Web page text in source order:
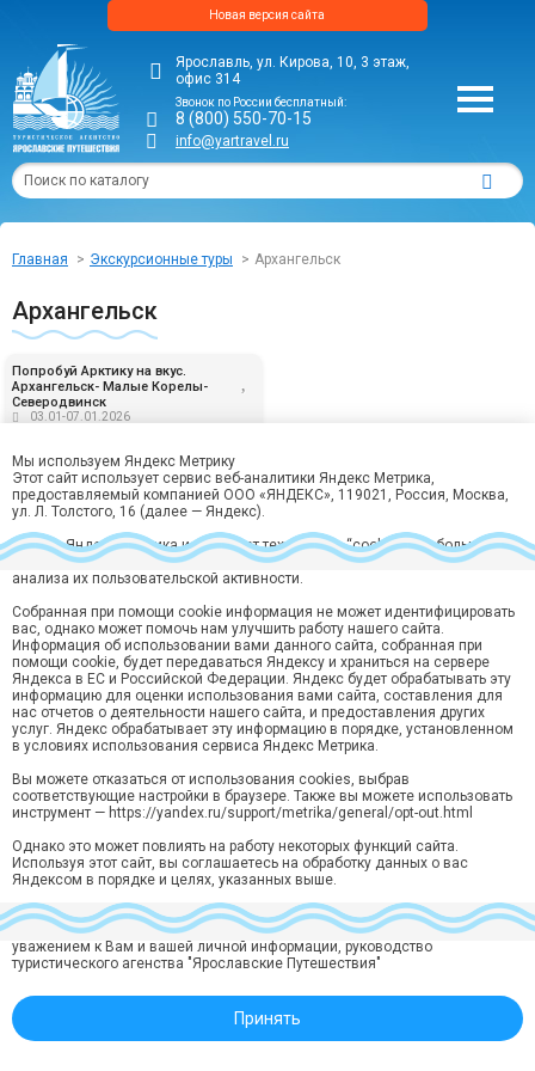
Новая версия сайта
Ярославль, ул. Кирова, 10, 3 этаж,
офис 314
Звонок по России бесплатный:
8 (800) 550-70-15
info@yartravel.ru
Мы используем Яндекс Метрику
Этот сайт использует сервис веб-аналитики Яндекс Метрика,
предоставляемый компанией ООО «ЯНДЕКС», 119021, Россия, Москва,
ул. Л. Толстого, 16 (далее — Яндекс).
Сервис Яндекс Метрика использует технологию “cookie” — небольшие
текстовые файлы, размещаемые на компьютере пользователей с целью
анализа их пользовательской активности.
Собранная при помощи cookie информация не может идентифицировать
вас, однако может помочь нам улучшить работу нашего сайта.
Информация об использовании вами данного сайта, собранная при
помощи cookie, будет передаваться Яндексу и храниться на сервере
Яндекса в ЕС и Российской Федерации. Яндекс будет обрабатывать эту
информацию для оценки использования вами сайта, составления для
нас отчетов о деятельности нашего сайта, и предоставления других
услуг. Яндекс обрабатывает эту информацию в порядке, установленном
в условиях использования сервиса Яндекс Метрика.
Вы можете отказаться от использования cookies, выбрав
соответствующие настройки в браузере. Также вы можете использовать
инструмент — https://yandex.ru/support/metrika/general/opt-out.html
Однако это может повлиять на работу некоторых функций сайта.
Используя этот сайт, вы соглашаетесь на обработку данных о вас
Яндексом в порядке и целях, указанных выше.
Также предлагаем ознакомиться с нашейПолитикой в отношении
обработки персональных данныхиполитика конфиденциальности. С
уважением к Вам и вашей личной информации, руководство
туристического агенства "Ярославские Путешествия"
Принять
Главная Экскурсионные туры Архангельск
Архангельск
Попробуй Арктику на вкус.
Архангельск- Малые Корелы-
Северодвинск
03.01-07.01.2026
от 27 390,00 руб
Подпишитесь на рассылку горящий туров и спецпредложений
Подписаться
Нажимая кнопку “Подписаться“ вы соглашаетесь наобработку
персональных данныхв соответствии сПолитикой конфиденциальности
Ярославль, ул. Кирова, 10, 3 этаж, офис 314
Звонок по России бесплатный:
8 (800) 550-70-15
info@yartravel.ru
Реестровый номер ВНТ 003426 в Едином федеральном реестре туроператоров.
Политика конфиденциальности